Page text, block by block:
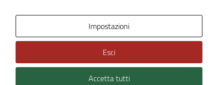
Technical Design s.r.l.
Impostazioni
Esci
Accetta tutti